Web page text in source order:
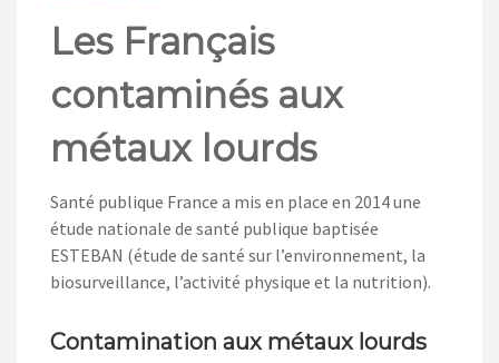
Les Français
contaminés aux
métaux lourds
Santé publique France a mis en place en 2014 une
étude nationale de santé publique baptisée
ESTEBAN (étude de santé sur l’environnement, la
biosurveillance, l’activité physique et la nutrition).
Contamination aux métaux lourds